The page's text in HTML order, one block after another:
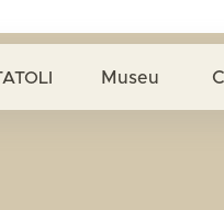
Museu